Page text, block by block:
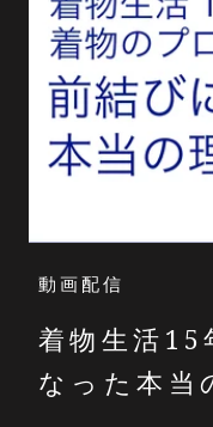
動画配信
着物生活15
なった本当